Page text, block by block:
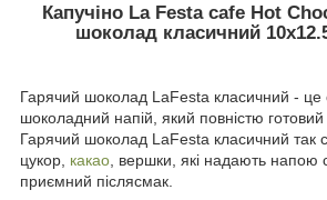
Капучіно La Festa cafe Hot
шоколад класичний
Гарячий шоколад LaFesta класичний - це
шоколадний напій, який повністю
Гарячий шоколад LaFesta класичний так
цукор, какао , вершки, які надають напою
приємний післясмак.